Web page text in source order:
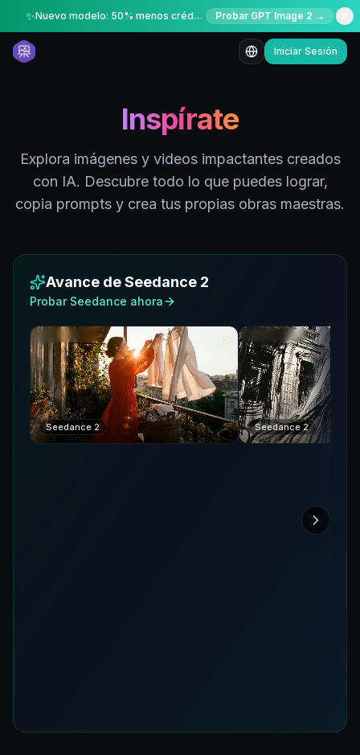
✨ Nuevo modelo: 50% menos créditos por tiempo limitado Probar GPT Image 2 →
Iniciar Sesión
Inspírate
Explora imágenes y videos impactantes creados
con IA. Descubre todo lo que puedes lograr,
copia prompts y crea tus propias obras maestras.
Avance de Seedance 2
Probar Seedance ahora
Seedance 2 Seedance 2